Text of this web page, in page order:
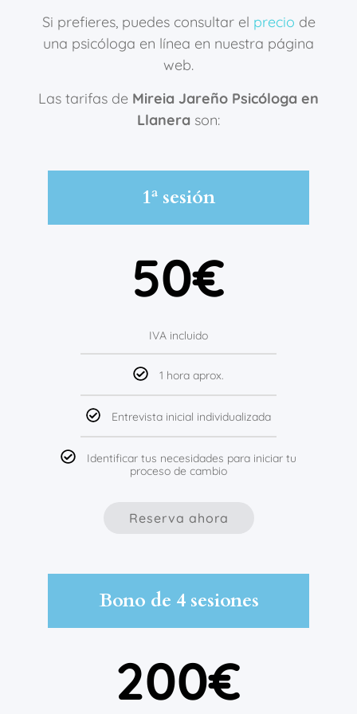
Si prefieres, puedes consultar el precio de
una psicóloga en línea en nuestra página
web.
Las tarifas de Mireia Jareño Psicóloga en
Llanera son:
1ª sesión
50€
IVA incluido
1 hora aprox.
Entrevista inicial individualizada
Identificar tus necesidades para iniciar tu
proceso de cambio
Reserva ahora
Bono de 4 sesiones
200€